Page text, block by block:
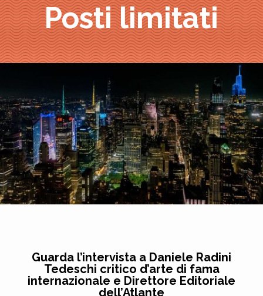
Posti limitati
Guarda l’intervista a Daniele Radini
Tedeschi critico d’arte di fama
internazionale e Direttore Editoriale
dell’Atlante